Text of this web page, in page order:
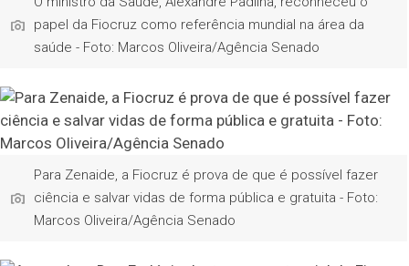
papel da Fiocruz como referência mundial na área da
saúde - Foto: Marcos Oliveira/Agência Senado
Para Zenaide, a Fiocruz é prova de que é possível fazer
ciência e salvar vidas de forma pública e gratuita - Foto:
Marcos Oliveira/Agência Senado